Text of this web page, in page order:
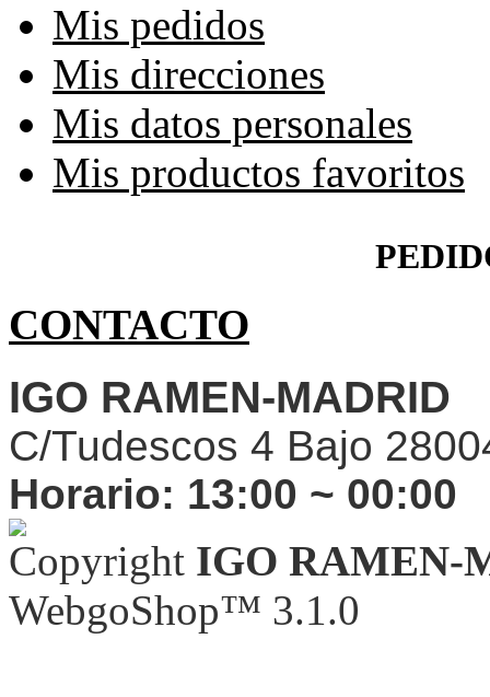
Mis pedidos
Mis direcciones
Mis datos personales
Mis productos favoritos
CONTACTO
IGO RAMEN-MADRID
C/Tudescos 4 Bajo
Horario: 13:00 ~ 00:00
Copyright IGO RAMEN-
WebgoShop™ 3.1.0